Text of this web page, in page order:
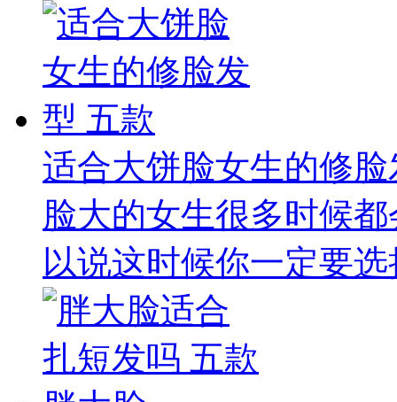
适合大饼脸女生的修
脸大的女生很多时候
以说这时候你一定要